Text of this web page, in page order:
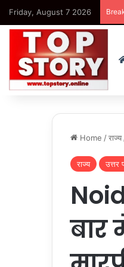
Friday, August 7 2026
Home /राज्य
राज्य उत्तर
बार